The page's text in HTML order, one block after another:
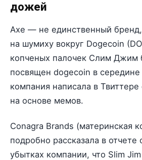
дожей
Axe — не единственный
на шумиху вокруг Dogecoin
копченых палочек Слим Джим
посвящен dogecoin в середине
компания написала в Твиттере
на основе мемов.
Conagra Brands (материнская
подробно рассказала в отчете
убытках компании, что Slim